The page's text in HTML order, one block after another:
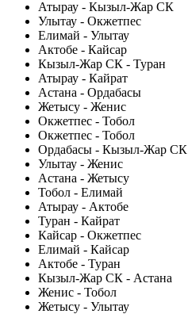
Атырау - Кызыл-Жар СК
Улытау - Окжетпес
Елимай - Улытау
Актобе - Кайсар
Кызыл-Жар СК - Туран
Атырау - Кайрат
Астана - Ордабасы
Жетысу - Женис
Окжетпес - Тобол
Окжетпес - Тобол
Ордабасы - Кызыл-Жар СК
Улытау - Женис
Астана - Жетысу
Тобол - Елимай
Атырау - Актобе
Туран - Кайрат
Кайсар - Окжетпес
Елимай - Кайсар
Актобе - Туран
Кызыл-Жар СК - Астана
Женис - Тобол
Жетысу - Улытау